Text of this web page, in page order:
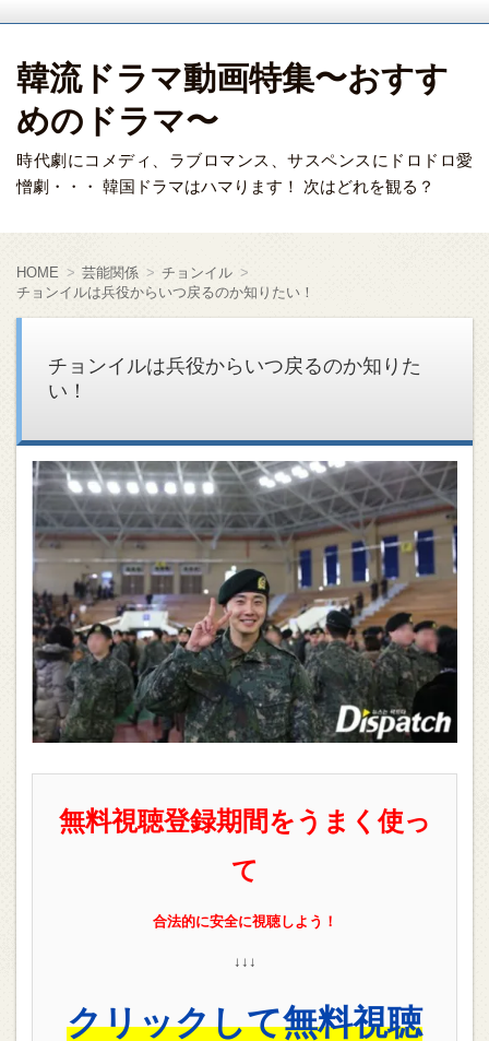
韓流ドラマ動画特集〜おすす
めのドラマ〜
時代劇にコメディ、ラブロマンス、サスペンスにドロドロ愛
憎劇・・・ 韓国ドラマはハマります！ 次はどれを観る？
HOME 芸能関係
チョンイル
チョンイルは兵役からいつ戻るのか知りたい！
チョンイルは兵役からいつ戻るのか知りた
い！
無料視聴登録期間をうまく使っ
て
合法的に安全に視聴しよう！
↓↓↓
クリックして無料視聴